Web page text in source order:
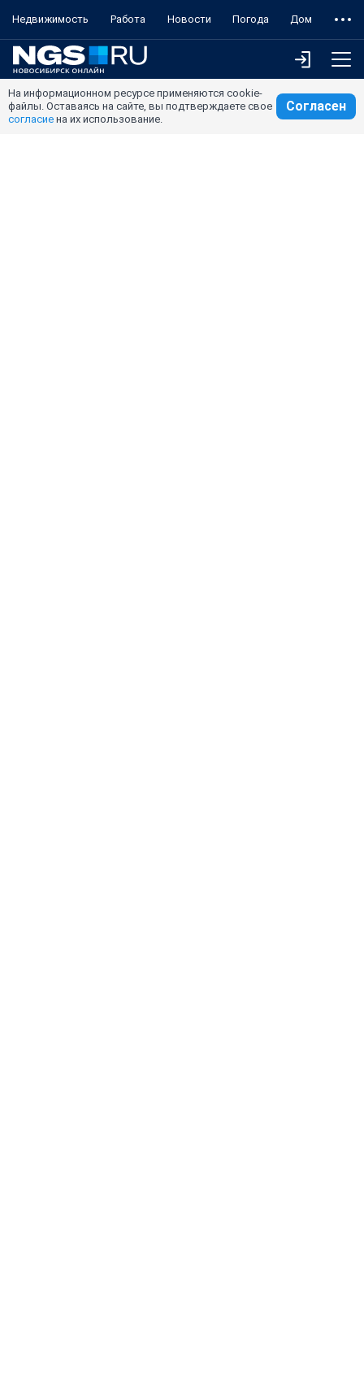
Недвижимость Работа Новости Погода Дом
На информационном ресурсе применяются cookie-
файлы. Оставаясь на сайте, вы подтверждаете свое
согласие на их использование.
Согласен